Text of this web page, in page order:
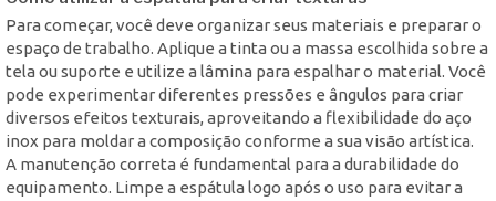
Para começar, você deve organizar seus materiais e preparar o
espaço de trabalho. Aplique a tinta ou a massa escolhida sobre a
tela ou suporte e utilize a lâmina para espalhar o material. Você
pode experimentar diferentes pressões e ângulos para criar
diversos efeitos texturais, aproveitando a flexibilidade do aço
inox para moldar a composição conforme a sua visão artística.
A manutenção correta é fundamental para a durabilidade do
equipamento. Limpe a espátula logo após o uso para evitar a